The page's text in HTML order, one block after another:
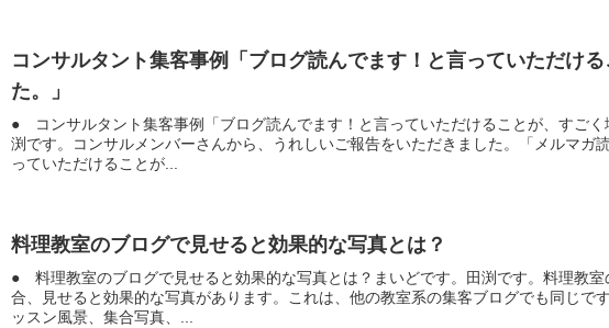
コンサルタント集客事例「ブログ読んでます！と言っていただけ
た。」
● コンサルタント集客事例「ブログ読んでます！と言っていただけることが、すごく
渕です。コンサルメンバーさんから、うれしいご報告をいただきました。「メルマガ
っていただけることが...
料理教室のブログで見せると効果的な写真とは？
● 料理教室のブログで見せると効果的な写真とは？まいどです。田渕です。料理教
合、見せると効果的な写真があります。これは、他の教室系の集客ブログでも同じで
ッスン風景、集合写真、...